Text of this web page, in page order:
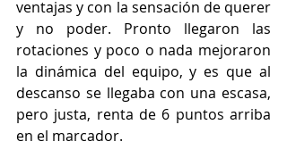
ventajas y con la sensación de querer
y no poder. Pronto llegaron las
rotaciones y poco o nada mejoraron
la dinámica del equipo, y es que al
descanso se llegaba con una escasa,
pero justa, renta de 6 puntos arriba
en el marcador.